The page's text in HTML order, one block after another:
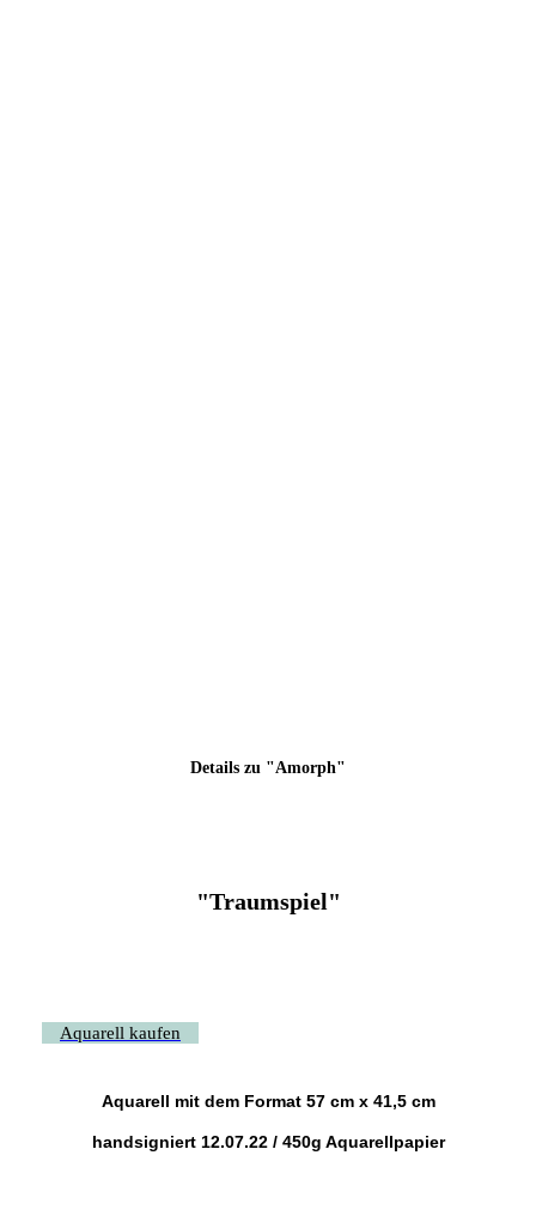
Details zu "Amorph"
"Traumspiel"
Aquarell kaufen
Aquarell mit dem Format 57 cm x 41,5 cm
handsigniert 12.07.22 / 450g Aquarellpapier